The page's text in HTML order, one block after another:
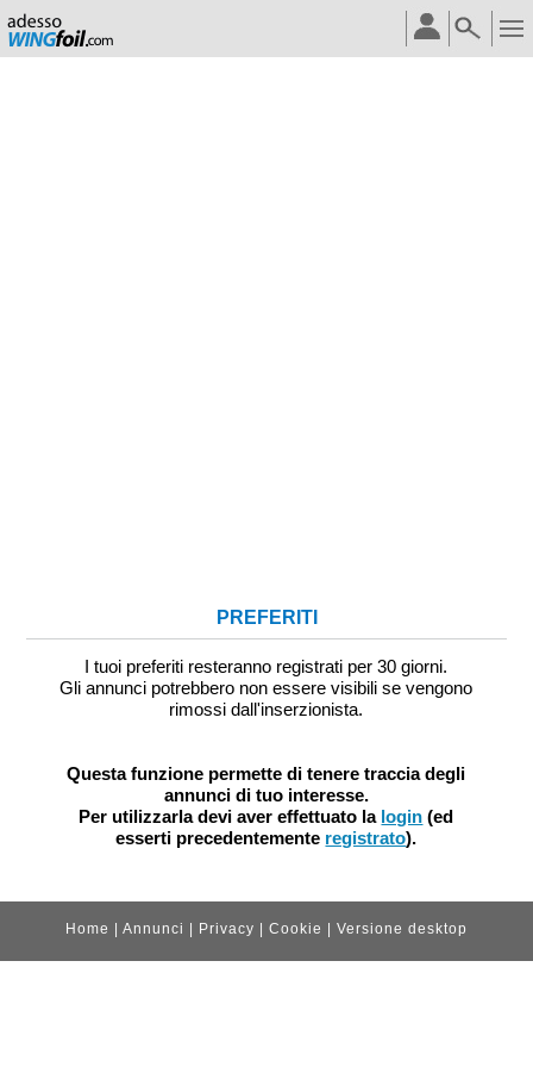
PREFERITI
I tuoi preferiti resteranno registrati per 30 giorni.
Gli annunci potrebbero non essere visibili se vengono
rimossi dall'inserzionista.
Questa funzione permette di tenere traccia degli
annunci di tuo interesse.
Per utilizzarla devi aver effettuato la login (ed
esserti precedentemente registrato).
Home | Annunci | Privacy | Cookie | Versione desktop